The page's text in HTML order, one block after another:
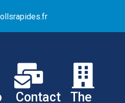
Contact
The